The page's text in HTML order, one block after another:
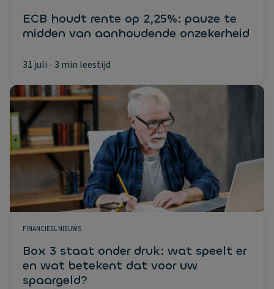
ECB houdt rente op 2,25%: pauze te
midden van aanhoudende onzekerheid
31 juli - 3 min leestijd
FINANCIEEL NIEUWS
Box 3 staat onder druk: wat speelt er
en wat betekent dat voor uw
spaargeld?